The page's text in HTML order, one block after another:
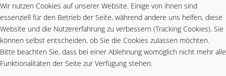
Wir nutzen Cookies auf unserer Website. Einige von ihnen sind
essenziell für den Betrieb der Seite, während andere uns helfen, diese
Website und die Nutzererfahrung zu verbessern (Tracking Cookies). Sie
können selbst entscheiden, ob Sie die Cookies zulassen möchten.
Bitte beachten Sie, dass bei einer Ablehnung womöglich nicht mehr alle
Funktionalitäten der Seite zur Verfügung stehen.